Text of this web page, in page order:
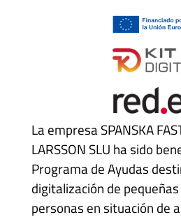
La empresa SPANSKA
LARSSON SLU ha sido
Programa de Ayudas
digitalización de
personas en situación de